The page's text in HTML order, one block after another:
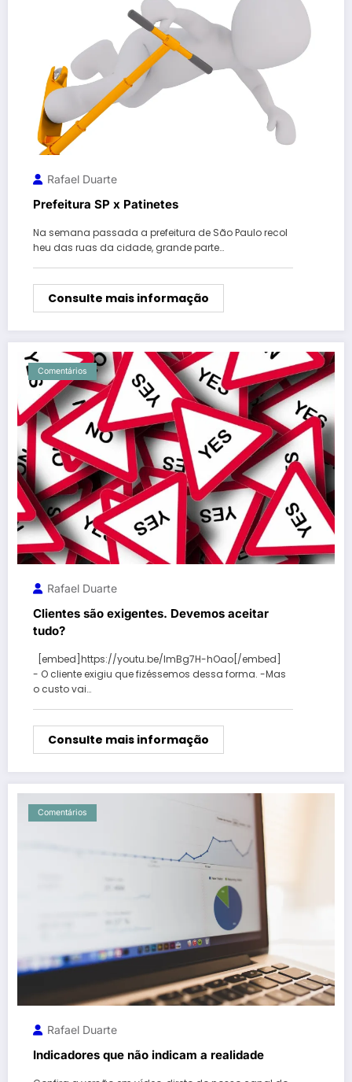
Rafael Duarte
Prefeitura SP x Patinetes
Na semana passada a prefeitura de São Paulo recol
heu das ruas da cidade, grande parte…
Consulte mais informação
Comentários
Rafael Duarte
Clientes são exigentes. Devemos aceitar
tudo?
[embed]https://youtu.be/lmBg7H-hOao[/embed]
- O cliente exigiu que fizéssemos dessa forma. -Mas
o custo vai…
Consulte mais informação
Comentários
Rafael Duarte
Indicadores que não indicam a realidade